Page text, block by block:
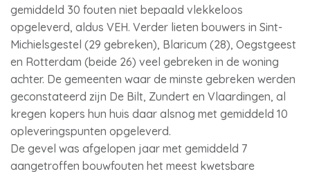
gemiddeld 30 fouten niet bepaald vlekkeloos
opgeleverd, aldus VEH. Verder lieten bouwers in Sint-
Michielsgestel (29 gebreken), Blaricum (28), Oegstgeest
en Rotterdam (beide 26) veel gebreken in de woning
achter. De gemeenten waar de minste gebreken werden
geconstateerd zijn De Bilt, Zundert en Vlaardingen, al
kregen kopers hun huis daar alsnog met gemiddeld 10
opleveringspunten opgeleverd.
De gevel was afgelopen jaar met gemiddeld 7
aangetroffen bouwfouten het meest kwetsbare